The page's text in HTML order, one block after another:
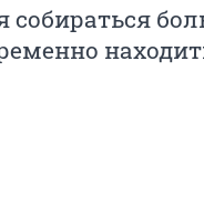
собираться